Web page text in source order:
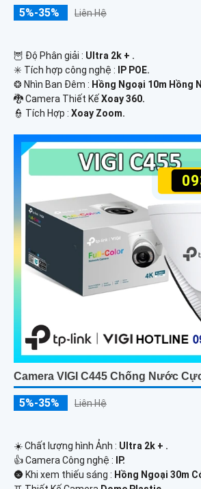
5%-35% Liên Hệ
🦉 Độ Phân giải : Ultra 2k + .
✳️ Tích hợp công nghệ : IP POE.
❂ Nhìn Ban Đêm : Hồng Ngoại 10m Hồng
🐉️ Camera Thiết KếXoay 360.
️👮 Tích Hợp : Xoay Zoom.
Camera VIGI C445 Chống Nước
5%-35% Liên Hệ
☀️ Chất lượng hình Ảnh : Ultra 2k + .
👍 Camera Công nghệ :
IP.
🌚 Khi xem thiếu sáng : Hồng Ngoại 30m